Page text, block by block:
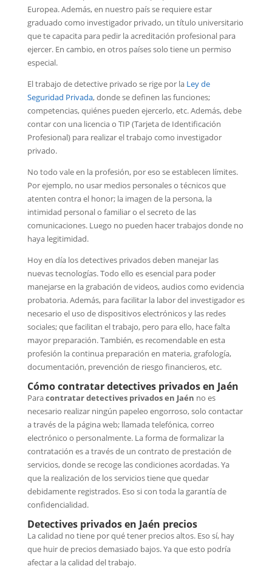
Europea. Además, en nuestro país se requiere estar
graduado como investigador privado, un título universitario
que te capacita para pedir la acreditación profesional para
ejercer. En cambio, en otros países solo tiene un permiso
especial.
El trabajo de detective privado se rige por la Ley de
Seguridad Privada, donde se definen las funciones;
competencias, quiénes pueden ejercerlo, etc. Además, debe
contar con una licencia o TIP (Tarjeta de Identificación
Profesional) para realizar el trabajo como investigador
privado.
No todo vale en la profesión, por eso se establecen límites.
Por ejemplo, no usar medios personales o técnicos que
atenten contra el honor; la imagen de la persona, la
intimidad personal o familiar o el secreto de las
comunicaciones. Luego no pueden hacer trabajos donde no
haya legitimidad.
Hoy en día los detectives privados deben manejar las
nuevas tecnologías. Todo ello es esencial para poder
manejarse en la grabación de videos, audios como evidencia
probatoria. Además, para facilitar la labor del investigador es
necesario el uso de dispositivos electrónicos y las redes
sociales; que facilitan el trabajo, pero para ello, hace falta
mayor preparación. También, es recomendable en esta
profesión la continua preparación en materia, grafología,
documentación, prevención de riesgo financieros, etc.
Cómo contratar detectives privados en Jaén
Paracontratar detectives privados en Jaén no es
necesario realizar ningún papeleo engorroso, solo contactar
a través de la página web; llamada telefónica, correo
electrónico o personalmente. La forma de formalizar la
contratación es a través de un contrato de prestación de
servicios, donde se recoge las condiciones acordadas. Ya
que la realización de los servicios tiene que quedar
debidamente registrados. Eso si con toda la garantía de
confidencialidad.
Detectives privados en Jaén precios
La calidad no tiene por qué tener precios altos. Eso sí, hay
que huir de precios demasiado bajos. Ya que esto podría
afectar a la calidad del trabajo.